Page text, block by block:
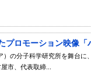
ロモーション映像「
の分子科学研究所を舞台に
市、代表取締...